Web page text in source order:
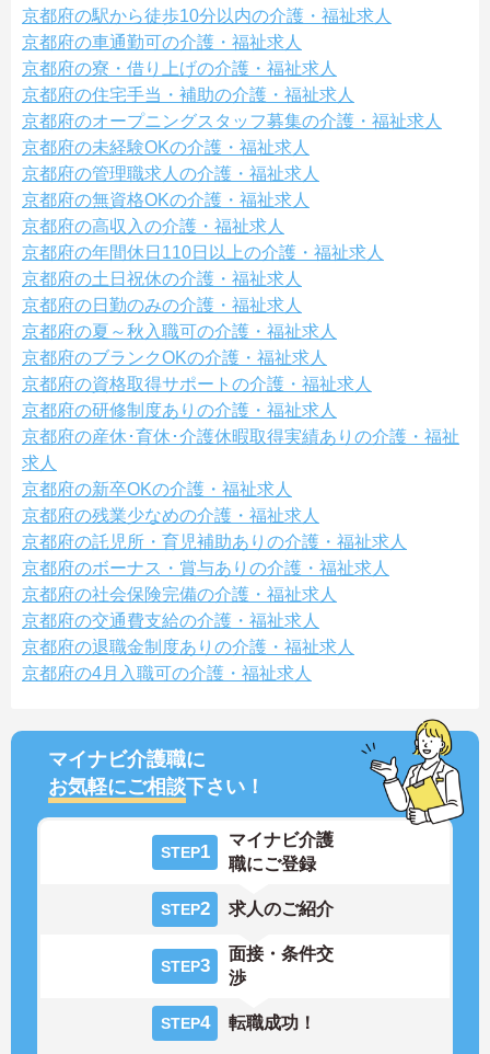
京都府の駅から徒歩10分以内の介護・福祉求人
京都府の車通勤可の介護・福祉求人
京都府の寮・借り上げの介護・福祉求人
京都府の住宅手当・補助の介護・福祉求人
京都府のオープニングスタッフ募集の介護・福祉求人
京都府の未経験OKの介護・福祉求人
京都府の管理職求人の介護・福祉求人
京都府の無資格OKの介護・福祉求人
京都府の高収入の介護・福祉求人
京都府の年間休日110日以上の介護・福祉求人
京都府の土日祝休の介護・福祉求人
京都府の日勤のみの介護・福祉求人
京都府の夏～秋入職可の介護・福祉求人
京都府のブランクOKの介護・福祉求人
京都府の資格取得サポートの介護・福祉求人
京都府の研修制度ありの介護・福祉求人
京都府の産休･育休･介護休暇取得実績ありの介護・福祉
求人
京都府の新卒OKの介護・福祉求人
京都府の残業少なめの介護・福祉求人
京都府の託児所・育児補助ありの介護・福祉求人
京都府のボーナス・賞与ありの介護・福祉求人
京都府の社会保険完備の介護・福祉求人
京都府の交通費支給の介護・福祉求人
京都府の退職金制度ありの介護・福祉求人
京都府の4月入職可の介護・福祉求人
マイナビ介護職に
お気軽にご相談下さい！
STEP1
マイナビ介護
職にご登録
STEP2 求人のご紹介
STEP3
面接・条件交
渉
STEP4 転職成功！